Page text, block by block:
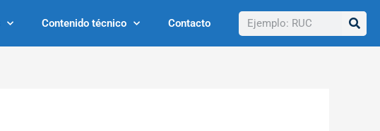
Contenido técnico Contacto Buscar